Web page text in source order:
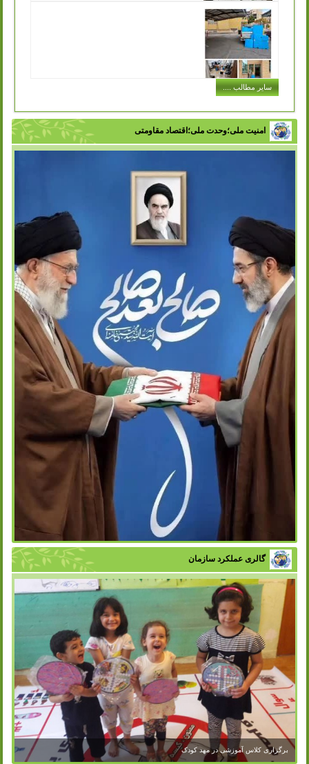
سازمان مدیریت پسماند به جهت تکریم ارباب رجوع
انتشار: شنبه, 11 آذر 1402
یکی از مشکلاتی که در حفظ محیط زیست و اصول بازیافت با
آن مواجه هستیم این است که افراد در هنگام خرید حجم بسیار
زیادی کیسه پلاستیکی...
در ادارات شهر
با تلاش سازمان مدیریت پسماند شهرداری ورامین و با هدف
تفکیک زباله از مبدا، فرهنگ سازی در زمینه مدیریت پسماند و
زباله در بین اقشار مختلف...ادامه مطلب ..
سایر مطالب ....
امنیت ملی؛وحدت ملی؛اقتصاد مقاومتی
گالری عملکرد سازمان